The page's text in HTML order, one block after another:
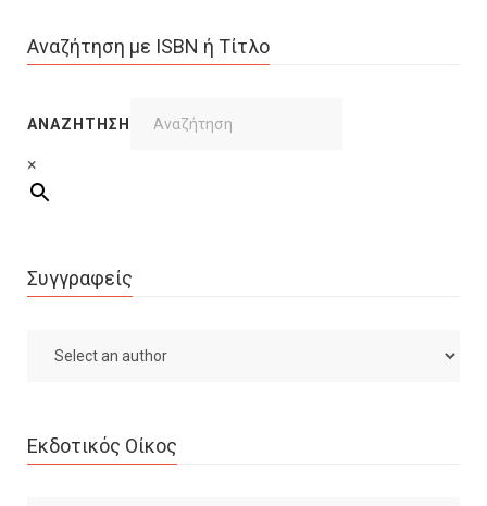
Αναζήτηση με ISBN ή Τίτλο
ΑΝΑΖΉΤΗΣΗ
×
Συγγραφείς
Εκδοτικός Οίκος